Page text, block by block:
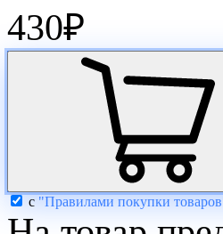
430₽
с "Правилами покупки